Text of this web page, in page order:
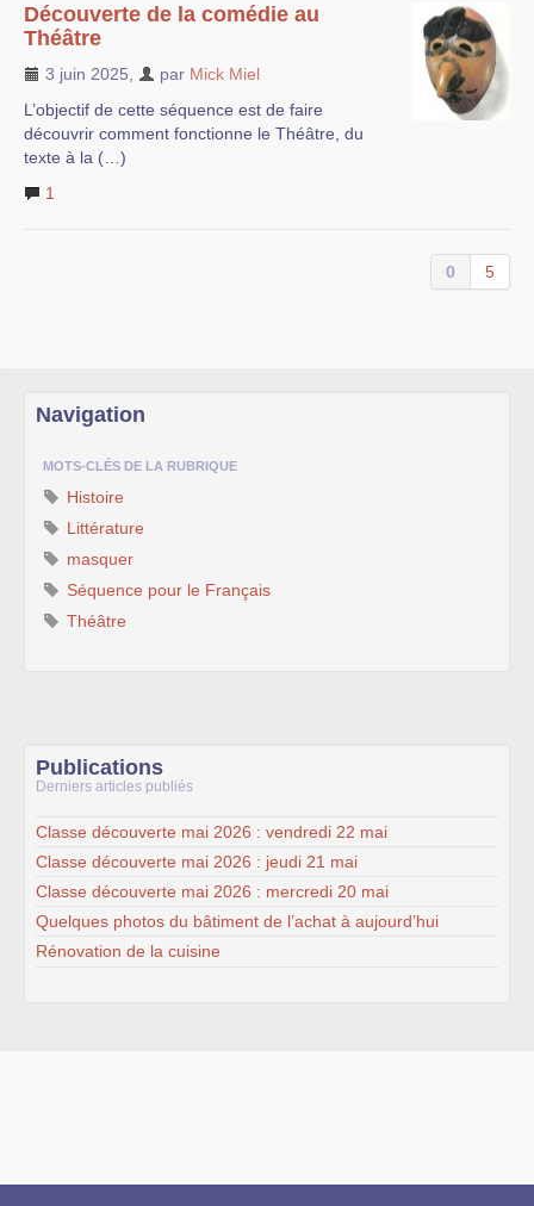
Découverte de la comédie au
Théâtre
3 juin 2025 par Mick Miel
L’objectif de cette séquence est de faire
découvrir comment fonctionne le Théâtre, du
texte à la (…)
1
0 5
Navigation
MOTS-CLÉS DE LA RUBRIQUE
Histoire
Littérature
masquer
Séquence pour le Français
Théâtre
Publications
Derniers articles publiés
Classe découverte mai 2026 : vendredi 22 mai
Classe découverte mai 2026 : jeudi 21 mai
Classe découverte mai 2026 : mercredi 20 mai
Quelques photos du bâtiment de l’achat à aujourd’hui
Rénovation de la cuisine